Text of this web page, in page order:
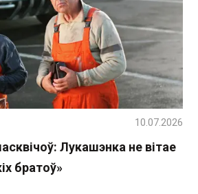
Лукашэнка не вітае
братоў»
10.07.2026